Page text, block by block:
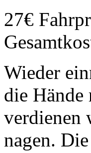
27€
Wieder
die Hände
verdienen
nagen.